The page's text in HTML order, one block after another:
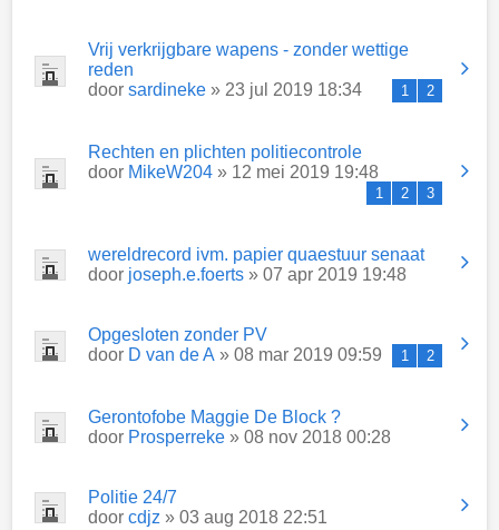
Vrij verkrijgbare wapens - zonder wettige
reden
door sardineke » 23 jul 2019 18:34 1 2
Rechten en plichten politiecontrole
door MikeW204 » 12 mei 2019 19:48
1 2 3
wereldrecord ivm. papier quaestuur senaat
door joseph.e.foerts » 07 apr 2019 19:48
Opgesloten zonder PV
door D van de A » 08 mar 2019 09:59 1 2
Gerontofobe Maggie De Block ?
door Prosperreke » 08 nov 2018 00:28
Politie 24/7
door cdjz » 03 aug 2018 22:51